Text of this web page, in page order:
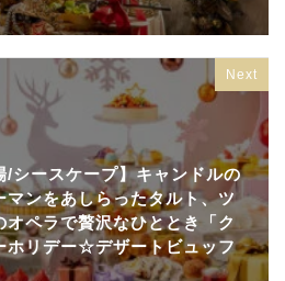
Next
/シースケープ】キャンドルの
マンをあしらったタルト、ツ
オペラで贅沢なひととき「ク
ホリデー☆デザートビュッフ